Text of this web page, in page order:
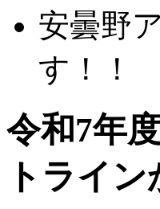
安曇野
す！！
令和7年
トライ